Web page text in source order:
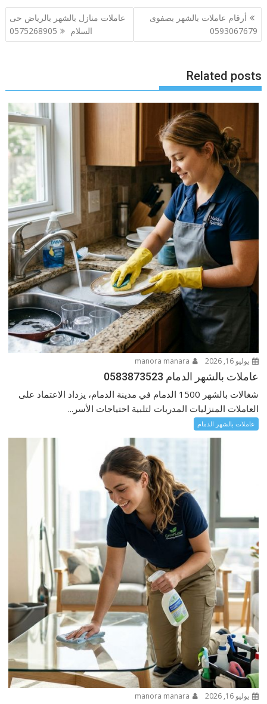
تصفّح
المقالات
أرقام عاملات بالشهر بصفوى
0593067679
عاملات منازل بالشهر بالرياض حى
السلام 0575268905
Related posts
يوليو 16, 2026
عاملات بالشهر الدمام 0583873523
شغالات بالشهر 1500 الدمام في مدينة الدمام، يزداد الاعتماد على
العاملات المنزليات المدربات لتلبية احتياجات الأسر...
عاملات بالشهر الدمام
يوليو 16, 2026